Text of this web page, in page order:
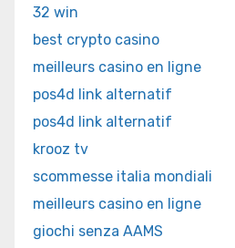
32 win
best crypto casino
meilleurs casino en ligne
pos4d link alternatif
pos4d link alternatif
krooz tv
scommesse italia mondiali
meilleurs casino en ligne
giochi senza AAMS